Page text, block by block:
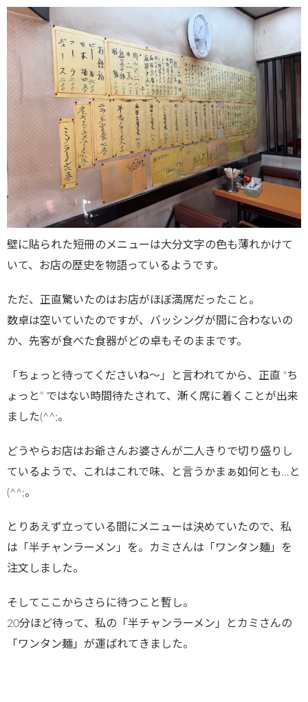
壁に貼られた短冊のメニューは大分文字の色も薄れかけて
いて、お店の歴史を物語っているようです。
ただ、正直驚いたのはお店がほぼ満席だったこと。
数卓は空いていたのですが、バッシングが間に合わないの
か、先客が食べた食器がどの卓もそのままです。
「ちょっと待ってくださいね～」と言われてから、正直 “ち
ょっと” ではない時間待たされて、漸く席に着くことが出来
ました(^^;。
どうやらお店はお爺さんお婆さんが二人きりで切り盛りし
ているようで、これはこれで味、と言うかまぁ如何とも…と
(^^;。
とりあえず立っている間にメニューは決めていたので、私
は「半チャンラーメン」を。カミさんは「ワンタン麺」を
注文しました。
そしてここからさらに待つこと暫し。
20分ほど待って、私の「半チャンラーメン」とカミさんの
「ワンタン麺」が運ばれてきました。